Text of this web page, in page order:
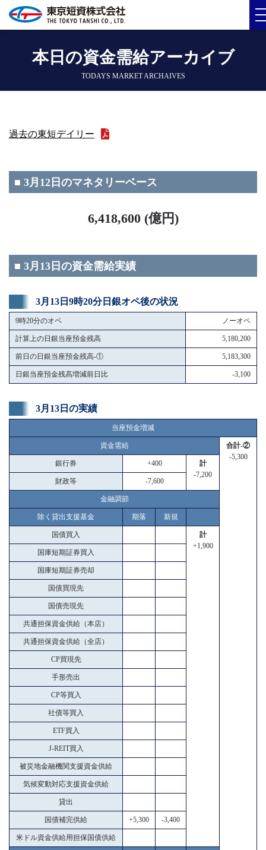
本日の資金需給アーカイブ
TODAYS MARKET ARCHAIVES
過去の東短デイリー
■ 3月12日のマネタリーベース
6,418,600 (億円)
■ 3月13日の資金需給実績
3月13日9時20分日銀オペ後の状況
9時20分のオペ ノーオペ
計算上の日銀当座預金残高 5,180,200
前日の日銀当座預金残高-① 5,183,300
日銀当座預金残高増減前日比 -3,100
3月13日の実績
当座預金増減
資金需給
合計-②
-5,300
銀行券 +400
計
-7,200
財政等 -7,600
金融調節
除く貸出支援基金 期落 新規
国債買入
計
+1,900
国庫短期証券買入
国庫短期証券売却
国債買現先
国債売現先
共通担保資金供給（本店）
共通担保資金供給（全店）
CP買現先
手形売出
CP等買入
社債等買入
ETF買入
J-REIT買入
被災地金融機関支援資金供給
気候変動対応支援資金供給
貸出
国債補完供給 +5,300 -3,400
米ドル資金供給用担保国債供給